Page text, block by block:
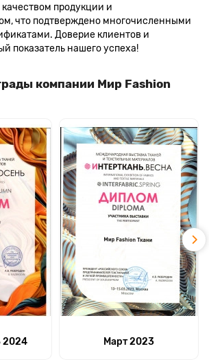
продукции и
что подтверждено многочисленными
Доверие клиентов и
показатель нашего успеха!
компании Мир Fashion
2024 Март 2023